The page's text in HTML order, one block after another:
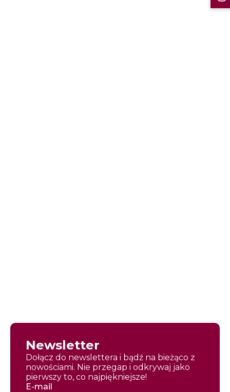
Newsletter
Dołącz do newslettera i bądź na bieżąco z
nowościami. Nie przegap i odkrywaj jako
pierwszy to, co najpiękniejsze!
E-mail